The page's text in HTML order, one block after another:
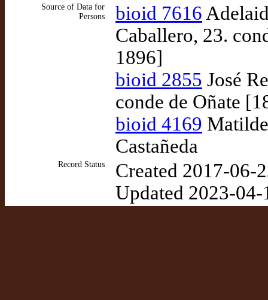
Source of Data for
Persons
bioid 7616
Caballero, 23.
1896]
bioid 2855 José
conde de Oñate
bioid 4169
Castañeda
Record Status
Created 2017-06-
Updated 2023-04-